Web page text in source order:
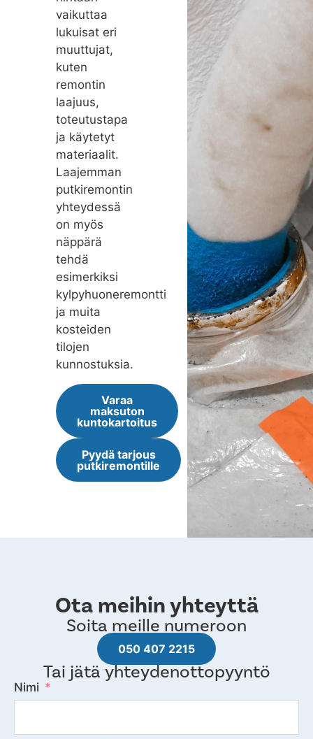
vaikuttaa
lukuisat eri
muuttujat,
kuten
remontin
laajuus,
toteutustapa
ja käytetyt
materiaalit.
Laajemman
putkiremontin
yhteydessä
on myös
näppärä
tehdä
esimerkiksi
kylpyhuoneremontti
ja muita
kosteiden
tilojen
kunnostuksia.
Varaa
maksuton
kuntokartoitus
Pyydä tarjous
putkiremontille
Ota meihin yhteyttä
Soita meille numeroon
050 407 2215
Tai jätä yhteydenottopyyntö
Nimi